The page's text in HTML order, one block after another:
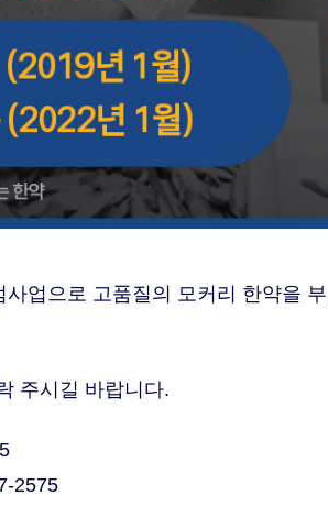
업으로 고품질의 모커리 한약을
주시길 바랍니다.
2575